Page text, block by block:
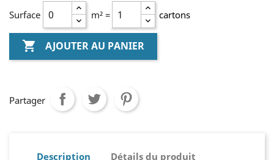
Surface m² = cartons
 AJOUTER AU PANIER
Partager
Description Détails du produit